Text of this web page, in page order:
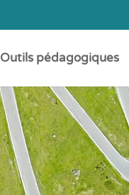
Outils pédagogiques